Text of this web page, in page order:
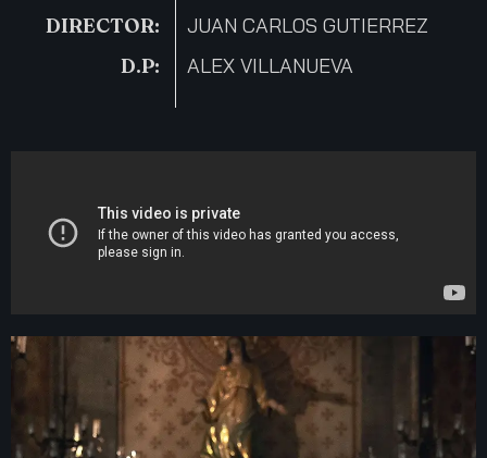
DIRECTOR:
D.P:
JUAN CARLOS GUTIERREZ
ALEX VILLANUEVA